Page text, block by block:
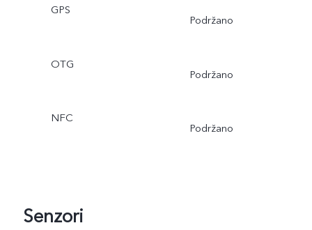
GPS
Podržano
OTG
Podržano
NFC
Podržano
Senzori